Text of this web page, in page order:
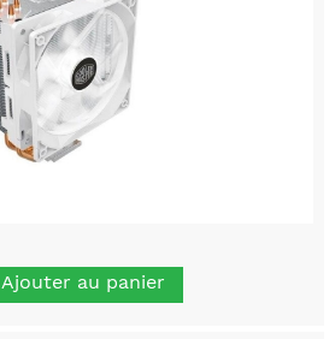
Ajouter au panier